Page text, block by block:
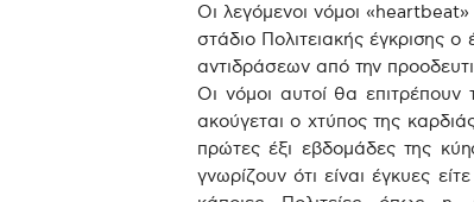
Oι λεγόμενοι νόμοι
στάδιο Πολιτειακής έγκρισης
αντιδράσεων από την
Οι νόμοι αυτοί θα
ακούγεται ο χτύπος της
πρώτες έξι εβδομάδες της
γνωρίζουν ότι είναι έγκυες